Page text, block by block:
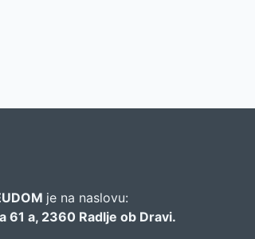
je na naslovu:
61 a, 2360 Radlje ob Dravi.